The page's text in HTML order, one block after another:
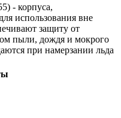
- корпуса,
использования вне
защиту от
пыли, дождя и мокрого
при намерзании льда